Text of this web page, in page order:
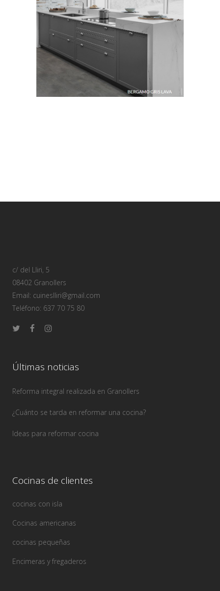
c/ del Lliri, 5
08402 Granollers
Email: cuineslliri@gmail.com
Teléfono: 637 70 75 80
Últimas noticias
Reforma integral realizada en Granollers
¿Cuánto se tarda en reformar una cocina?
Ideas para reformar cocina
Cocinas de clientes
cocinas con isla
Cocinas americanas
cocinas pequeñas
Encimeras y fregaderos